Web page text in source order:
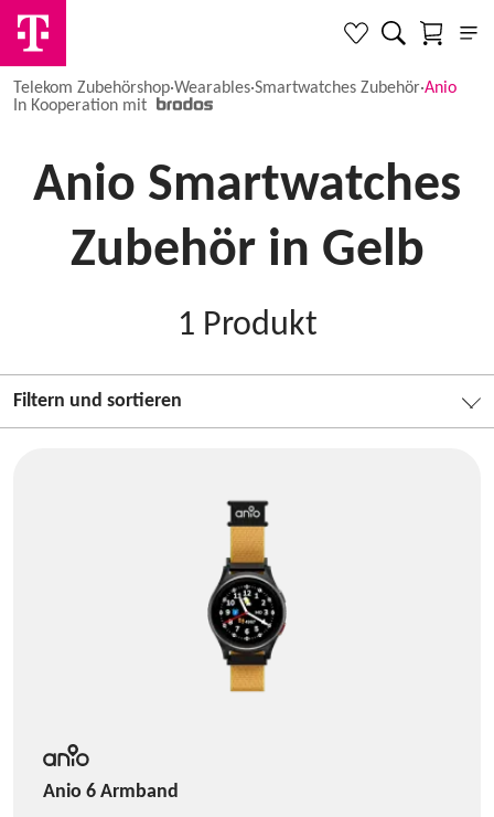
Telekom Zubehörshop·Wearables·Smartwatches Zubehör·Anio
In Kooperation mit
Anio Smartwatches
Zubehör in Gelb
1 Produkt
Filtern und sortieren
Anio 6 Armband